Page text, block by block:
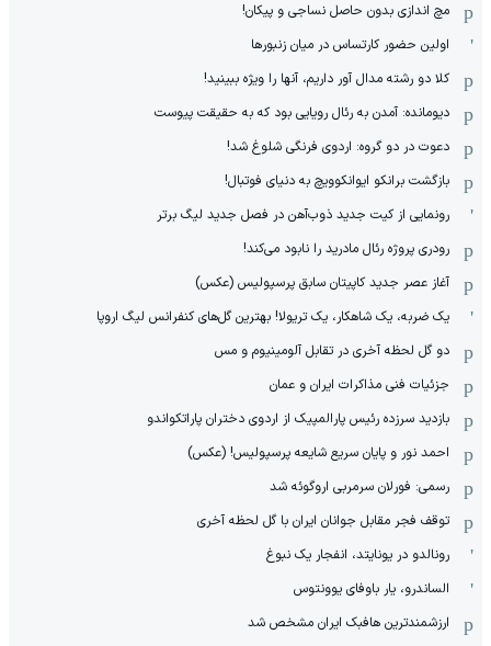
مچ اندازی بدون حاصل نساجی و پیکان!
اولین حضور کارتساس در میان زنبورها
کلا دو‌ رشته مدال آور داریم، آنها را ویژه ببینید!
دیومانده: آمدن به رئال رویایی بود که به حقیقت پیوست
دعوت در دو گروه: اردوی فرنگی شلوغ شد!
بازگشت برانکو ایوانکوویچ به دنیای فوتبال!
رونمایی از کیت جدید ذوب‌آهن در فصل جدید لیگ برتر
رودری پروژه رئال مادرید را نابود می‌کند!
آغاز عصر جدید کاپیتان سابق پرسپولیس (عکس)
یک ضربه، یک شاهکار، یک تریولا! بهترین گل‌های کنفرانس لیگ اروپا
دو گل لحظه آخری در تقابل آلومینیوم و مس
جزئیات فنی مذاکرات ایران و عمان
بازدید سرزده رئیس پارالمپیک از اردوی دختران پاراتکواندو
احمد نور و پایان سریع شایعه پرسپولیس! (عکس)
رسمی: فورلان سرمربی اروگوئه شد
توقف فجر مقابل جوانان ایران با گل لحظه آخری
رونالدو در یونایتد، انفجار یک نبوغ
الساندرو، یار باوفای یوونتوس
ارزشمندترین هافبک ایران مشخص شد